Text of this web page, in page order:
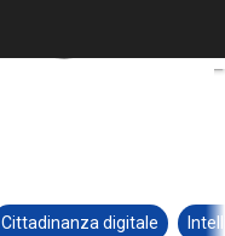
Cittadinanza digitale